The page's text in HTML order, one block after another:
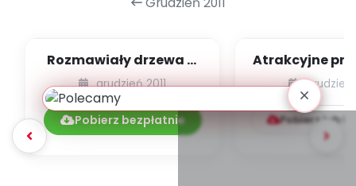
Rozmawiały drzewa w
lesie
grudzień 2011
Pobierz bezpłatnie
Atrakcyjne
– część
grudzień
Pobierz lub